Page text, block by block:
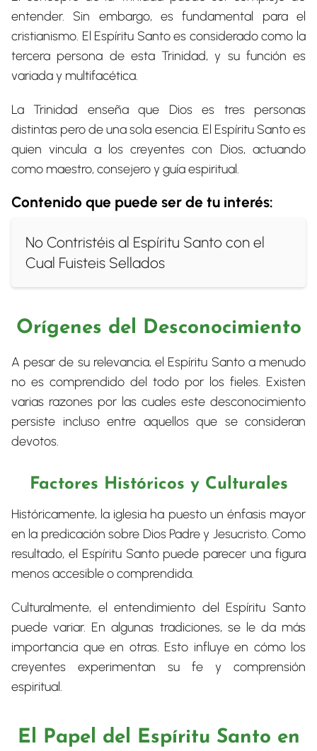
entender. Sin embargo, es fundamental para el
cristianismo. El Espíritu Santo es considerado como la
tercera persona de esta Trinidad, y su función es
variada y multifacética.
La Trinidad enseña que Dios es tres personas
distintas pero de una sola esencia. El Espíritu Santo es
quien vincula a los creyentes con Dios, actuando
como maestro, consejero y guía espiritual.
Contenido que puede ser de tu interés:
No Contristéis al Espíritu Santo con el
Cual Fuisteis Sellados
Orígenes del Desconocimiento
A pesar de su relevancia, el Espíritu Santo a menudo
no es comprendido del todo por los fieles. Existen
varias razones por las cuales este desconocimiento
persiste incluso entre aquellos que se consideran
devotos.
Factores Históricos y Culturales
Históricamente, la iglesia ha puesto un énfasis mayor
en la predicación sobre Dios Padre y Jesucristo. Como
resultado, el Espíritu Santo puede parecer una figura
menos accesible o comprendida.
Culturalmente, el entendimiento del Espíritu Santo
puede variar. En algunas tradiciones, se le da más
importancia que en otras. Esto influye en cómo los
creyentes experimentan su fe y comprensión
espiritual.
El Papel del Espíritu Santo en